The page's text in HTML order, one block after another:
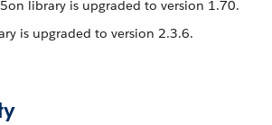
library is upgraded to version 1.70.
is upgraded to version 2.3.6.